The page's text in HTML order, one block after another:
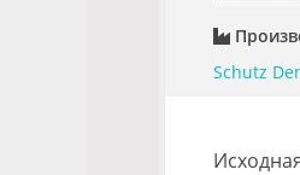
Schutz